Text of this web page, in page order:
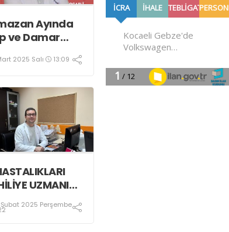
Ayında
ve Damar
2025 Salı 13:09
UZMANI
BAŞLADI
2025 Perşembe